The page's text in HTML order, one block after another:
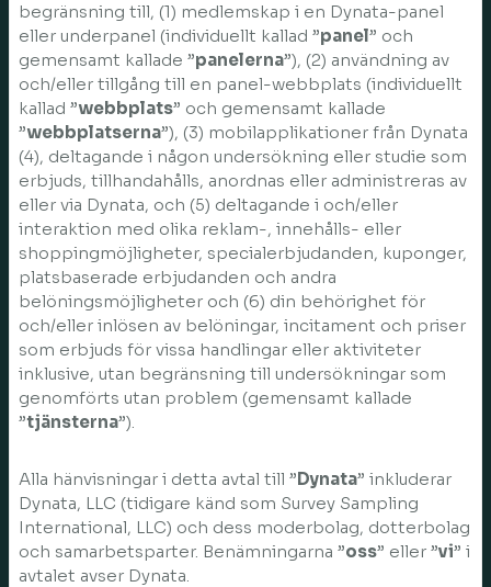
begränsning till, (1) medlemskap i en Dynata-panel
eller underpanel (individuellt kallad ”panel” och
gemensamt kallade ”panelerna”), (2) användning av
och/eller tillgång till en panel-webbplats (individuellt
kallad ”webbplats” och gemensamt kallade
”webbplatserna”), (3) mobilapplikationer från Dynata
(4), deltagande i någon undersökning eller studie som
erbjuds, tillhandahålls, anordnas eller administreras av
eller via Dynata, och (5) deltagande i och/eller
interaktion med olika reklam-, innehålls- eller
shoppingmöjligheter, specialerbjudanden, kuponger,
platsbaserade erbjudanden och andra
belöningsmöjligheter och (6) din behörighet för
och/eller inlösen av belöningar, incitament och priser
som erbjuds för vissa handlingar eller aktiviteter
inklusive, utan begränsning till undersökningar som
genomförts utan problem (gemensamt kallade
”tjänsterna”).
Alla hänvisningar i detta avtal till ”Dynata” inkluderar
Dynata, LLC (tidigare känd som Survey Sampling
International, LLC) och dess moderbolag, dotterbolag
och samarbetsparter. Benämningarna ”oss” eller ”vi” i
avtalet avser Dynata.